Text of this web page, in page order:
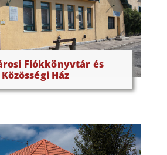
Fiókkönyvtár és
Közösségi Ház